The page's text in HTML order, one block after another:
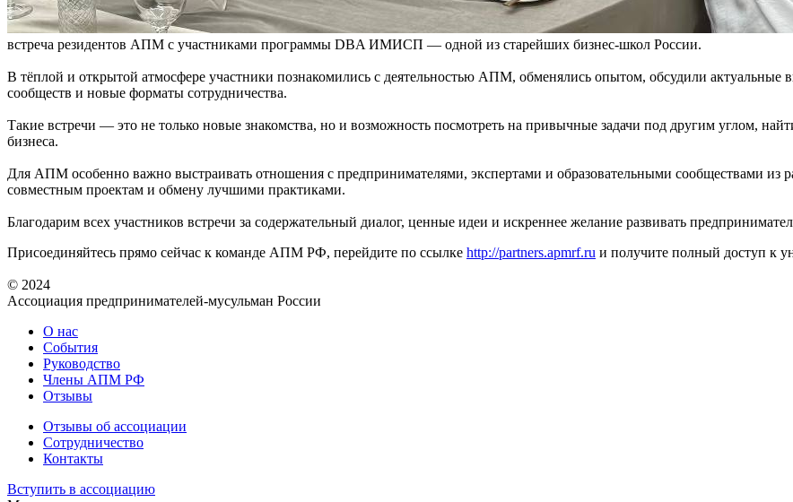
встреча резидентов АПМ с участниками программы DBA ИМИСП — одной из старейших бизнес-школ России.
В тёплой и открытой атмосфере участники познакомились с деятельностью АПМ, обменялись опытом, обсудили актуальные
сообществ и новые форматы сотрудничества.
Такие встречи — это не только новые знакомства, но и возможность посмотреть на привычные задачи под другим углом,
бизнеса.
Для АПМ особенно важно выстраивать отношения с предпринимателями, экспертами и образовательными сообществами из
совместным проектам и обмену лучшими практиками.
Благодарим всех участников встречи за содержательный диалог, ценные идеи и искреннее желание развивать
Присоединяйтесь прямо сейчас к команде АПМ РФ, перейдите по ссылке http://partners.apmrf.ru и получите полный доступ к
© 2024
Ассоциация предпринимателей-мусульман России
О нас
События
Руководство
Члены АПМ РФ
Отзывы
Отзывы об ассоциации
Сотрудничество
Контакты
Вступить в ассоциацию